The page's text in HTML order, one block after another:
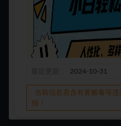
2024-10-31
当前信息若含有黄赌毒等
报！